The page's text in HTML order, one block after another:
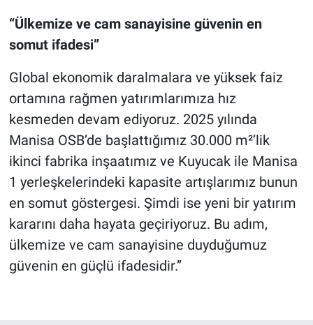
“Ülkemize ve cam sanayisine güvenin en
somut ifadesi”
Global ekonomik daralmalara ve yüksek faiz
ortamına rağmen yatırımlarımıza hız
kesmeden devam ediyoruz. 2025 yılında
Manisa OSB’de başlattığımız 30.000 m²’lik
ikinci fabrika inşaatımız ve Kuyucak ile Manisa
1 yerleşkelerindeki kapasite artışlarımız bunun
en somut göstergesi. Şimdi ise yeni bir yatırım
kararını daha hayata geçiriyoruz. Bu adım,
ülkemize ve cam sanayisine duyduğumuz
güvenin en güçlü ifadesidir.”